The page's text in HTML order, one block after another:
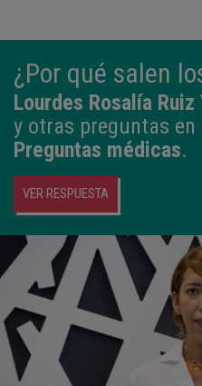
¿Por qué salen
Lourdes Rosalía Ruiz
y otras preguntas
Preguntas médicas.
VER RESPUESTA